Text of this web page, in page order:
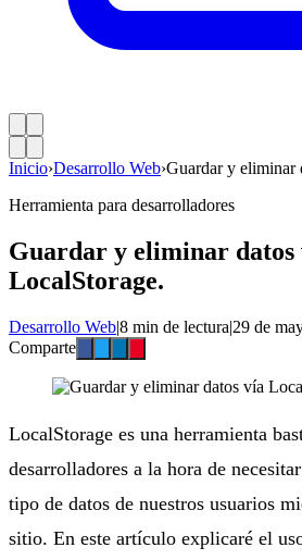
Inicio›Desarrollo Web›Guardar y eliminar
Herramienta para desarrolladores
Guardar y eliminar datos
LocalStorage.
Desarrollo Web|8 min de lectura|29 de
Comparte
LocalStorage es una herramienta
desarrolladores a la hora de
tipo de datos de nuestros usuarios
sitio. En este artículo explicaré el